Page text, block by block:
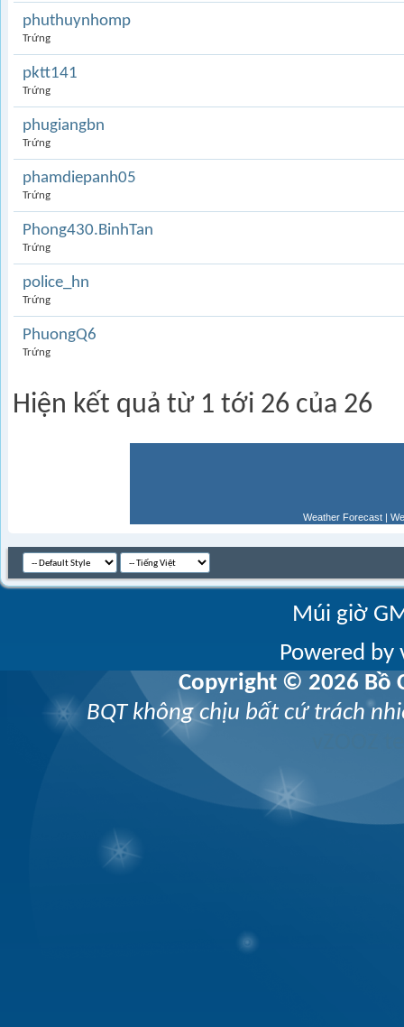
phuthuynhomp
Trứng
pktt141
Trứng
phugiangbn
Trứng
phamdiepanh05
Trứng
Phong430.BinhTan
Trứng
police_hn
Trứng
PhuongQ6
Trứng
Hiện kết quả từ 1 tới 26 của 26
Weather Forecast |
Múi giờ
Powered
Copyright © 2026 Bồ
BQT không chịu bất cứ trách